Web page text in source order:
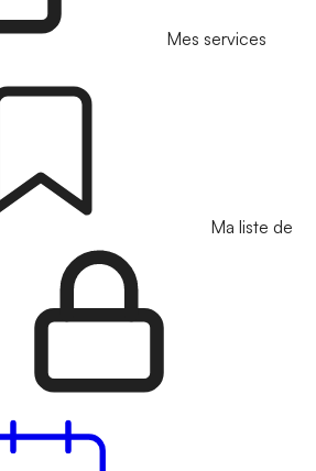
Mes services
Ma liste de